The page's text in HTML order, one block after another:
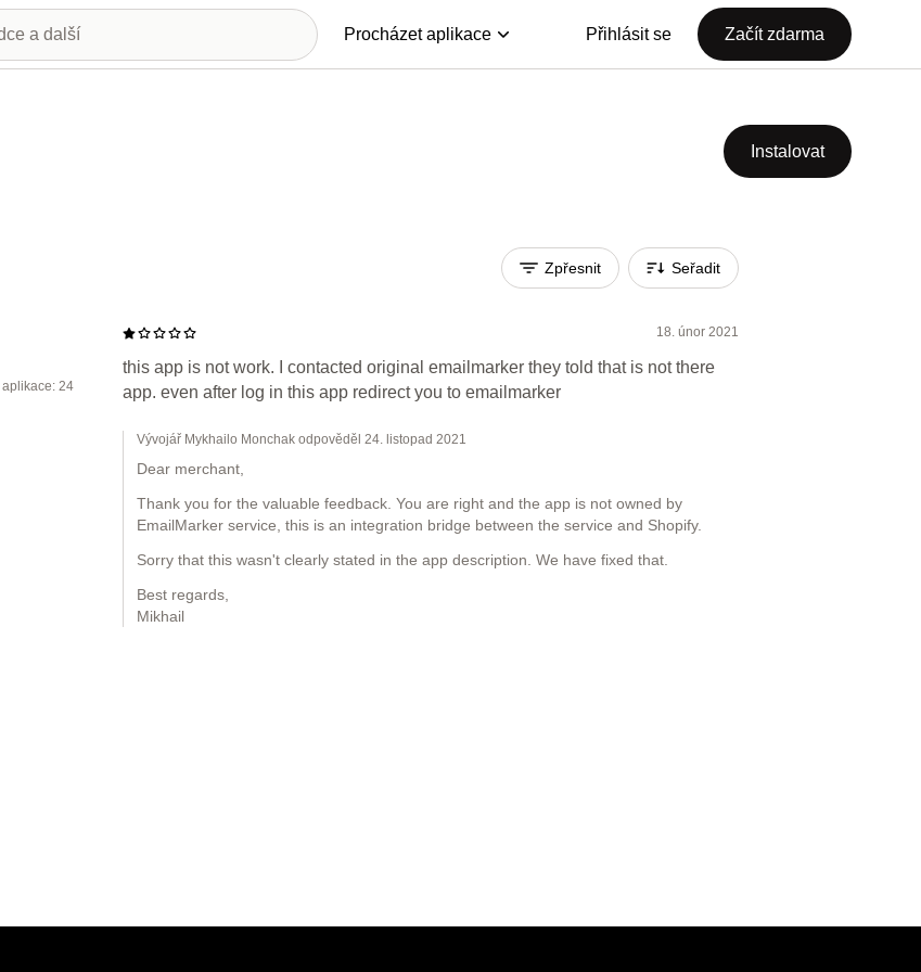
Procházet aplikace Přihlásit se Začít zdarma
Instalovat
Zpřesnit Seřadit
18. únor 2021
this app is not work. I contacted original emailmarker they told that is not there
app. even after log in this app redirect you to emailmarker
24
Vývojář Mykhailo Monchak odpověděl 24. listopad 2021
Dear merchant,
Thank you for the valuable feedback. You are right and the app is not owned by
EmailMarker service, this is an integration bridge between the service and Shopify.
Sorry that this wasn't clearly stated in the app description. We have fixed that.
Best regards,
Mikhail